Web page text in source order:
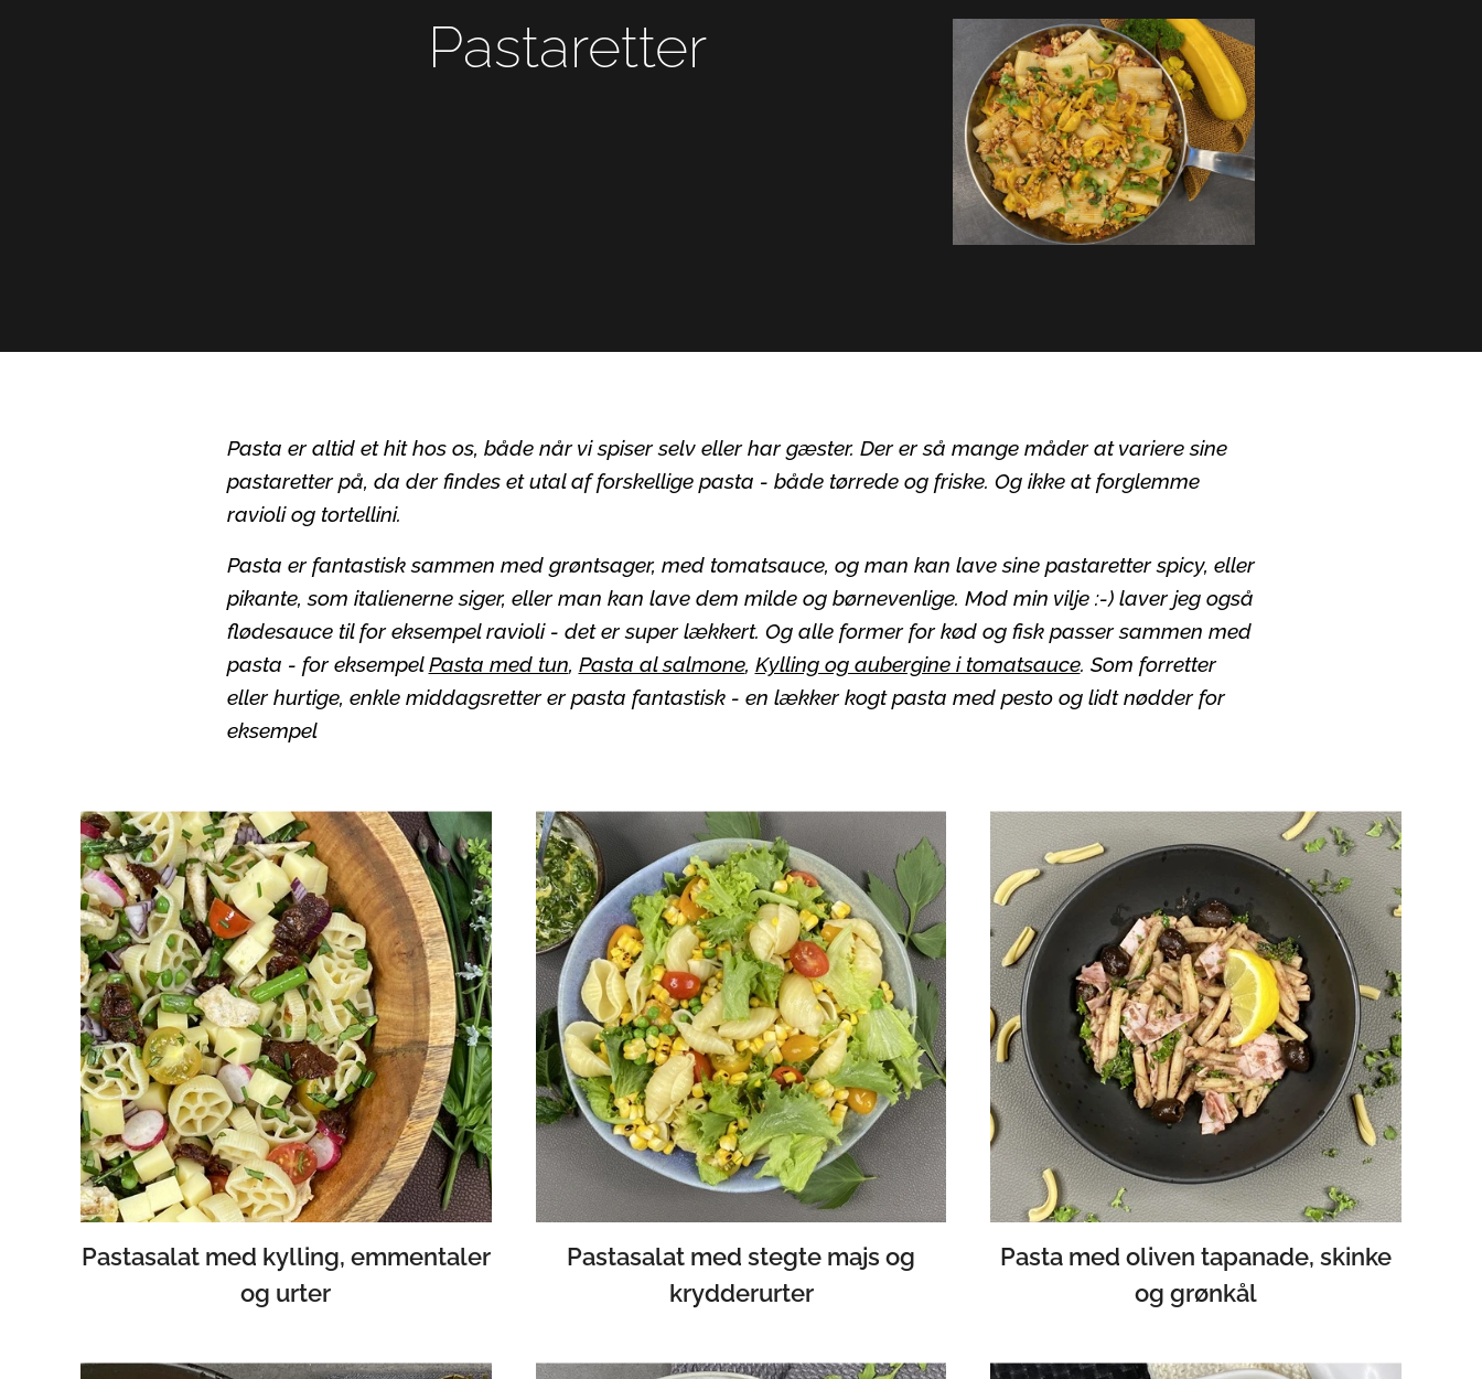
Pastaretter
Pasta er altid et hit hos os, både når vi spiser selv eller har gæster. Der er så mange måder at variere sine
pastaretter på, da der findes et utal af forskellige pasta - både tørrede og friske. Og ikke at forglemme
ravioli og tortellini.
Pasta er fantastisk sammen med grøntsager, med tomatsauce, og man kan lave sine pastaretter spicy, eller
pikante, som italienerne siger, eller man kan lave dem milde og børnevenlige. Mod min vilje :-) laver jeg også
flødesauce til for eksempel ravioli - det er super lækkert. Og alle former for kød og fisk passer sammen med
pasta - for eksempelPasta med tun, Pasta al salmone, Kylling og aubergine i tomatsauce. Som forretter
eller hurtige, enkle middagsretter er pasta fantastisk - en lækker kogt pasta med pesto og lidt nødder for
eksempel
Pastasalat med kylling, emmentaler
og urter
Pastasalat med stegte majs og
krydderurter
Pasta med oliven tapanade, skinke
og grønkål